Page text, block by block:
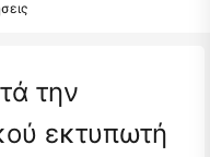
την
εκτυπωτή